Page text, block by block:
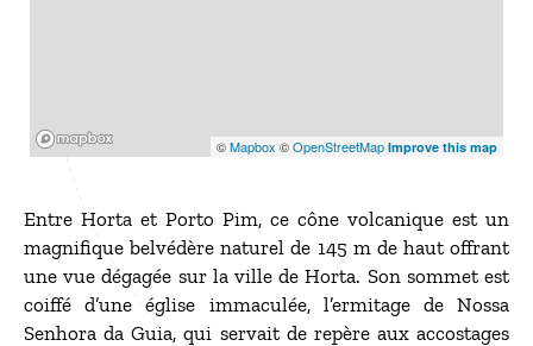
©Mapbox ©OpenStreetMap Improve this map
Entre Horta et Porto Pim, ce cône volcanique est un
magnifique belvédère naturel de 145 m de haut offrant
une vue dégagée sur la ville de Horta. Son sommet est
coiffé d’une église immaculée, l’ermitage de Nossa
Senhora da Guia, qui servait de repère aux accostages